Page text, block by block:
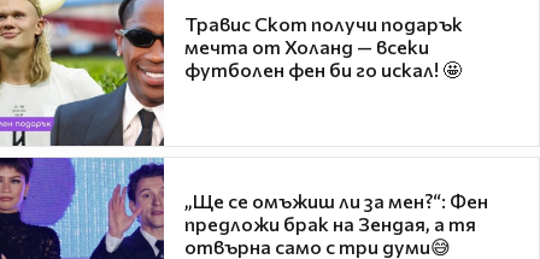
Травис Скот получи подарък
мечта от Холанд — всеки
футболен фен би го искал! 🤩
„Ще се омъжиш ли за мен?“: Фен
предложи брак на Зендая, а тя
отвърна само с три думи😅